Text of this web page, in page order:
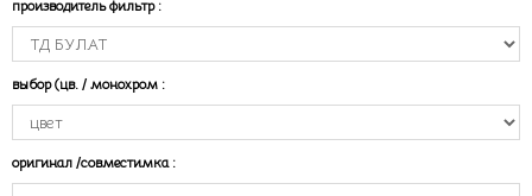
производитель фильтр :
выбор (цв. / монохром :
оригинал /совместимка :